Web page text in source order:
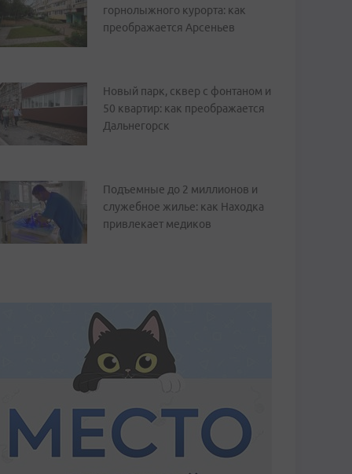
горнолыжного курорта: как
преображается Арсеньев
Новый парк, сквер с фонтаном и
50 квартир: как преображается
Дальнегорск
Подъемные до 2 миллионов и
служебное жилье: как Находка
привлекает медиков